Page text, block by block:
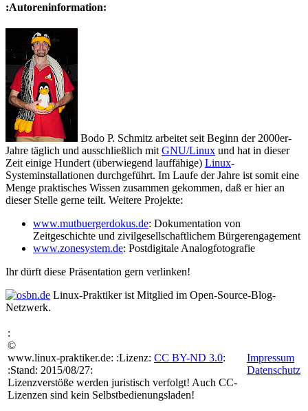
:Autoreninformation:
Bodo P. Schmitz arbeitet seit Beginn der 2000er-
Jahre täglich und ausschließlich mit GNU/Linux und hat in dieser
Zeit einige Hundert (überwiegend lauffähige) Linux-
Systeminstallationen durchgeführt. Im Laufe der Jahre ist somit eine
Menge praktisches Wissen zusammen gekommen, daß er hier an
dieser Stelle gerne teilt. Weitere Projekte:
www.mutbuergerdokus.de: Dokumentation von
Zeitgeschichte und zivilgesellschaftlichem Bürgerengagement
www.zonesystem.de: Postdigitale Analogfotografie
Ihr dürft diese Präsentation gern verlinken!
Linux-Praktikerist Mitglied im Open-Source-Blog-
Netzwerk.
:
©
www.linux-praktiker.de: :Lizenz: CC BY-ND 3.0:
:Stand: 2015/08/27:
Lizenzverstöße werden juristisch verfolgt! Auch CC-
Lizenzen sind kein Selbstbedienungsladen!
Impressum
Datenschutz